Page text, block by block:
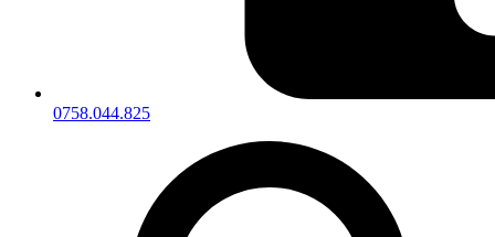
0758.044.825